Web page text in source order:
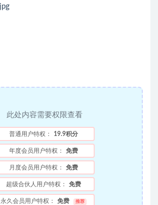
此处内容需要权限查看
普通用户特权： 19.9积分
年度会员用户特权： 免费
月度会员用户特权： 免费
超级合伙人用户特权： 免费
永久会员用户特权： 免费 推荐